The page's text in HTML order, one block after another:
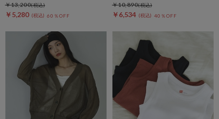
￥5,280 60％OFF
￥13,200
￥6,534 40％OFF
￥10,890